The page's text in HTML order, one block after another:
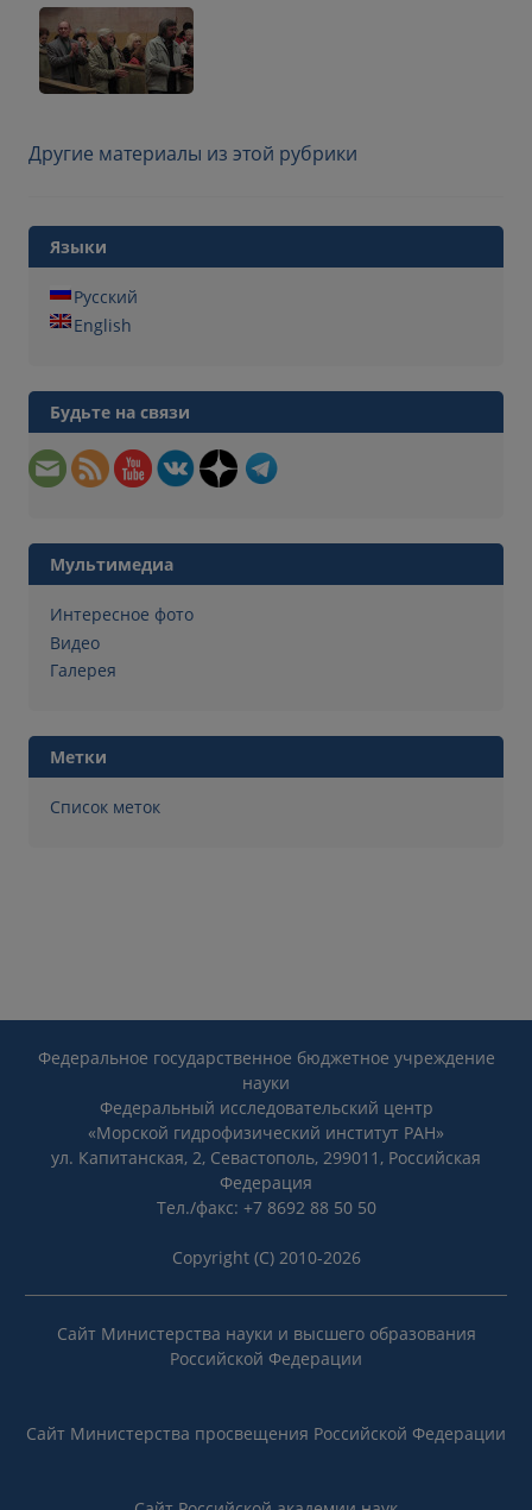
Другие материалы из этой рубрики
Языки
Русский
English
Будьте на связи
Мультимедиа
Интересное фото
Видео
Галерея
Метки
Список меток
Федеральное государственное бюджетное учреждение
науки
Федеральный исследовательский центр
«Морской гидрофизический институт РАН»
ул. Капитанская, 2, Севастополь, 299011, Российская
Федерация
Тел./факс: +7 8692 88 50 50
Copyright (C) 2010-2026
Сайт Министерства науки и высшего образования
Российской Федерации
Сайт Министерства просвещения Российской Федерации